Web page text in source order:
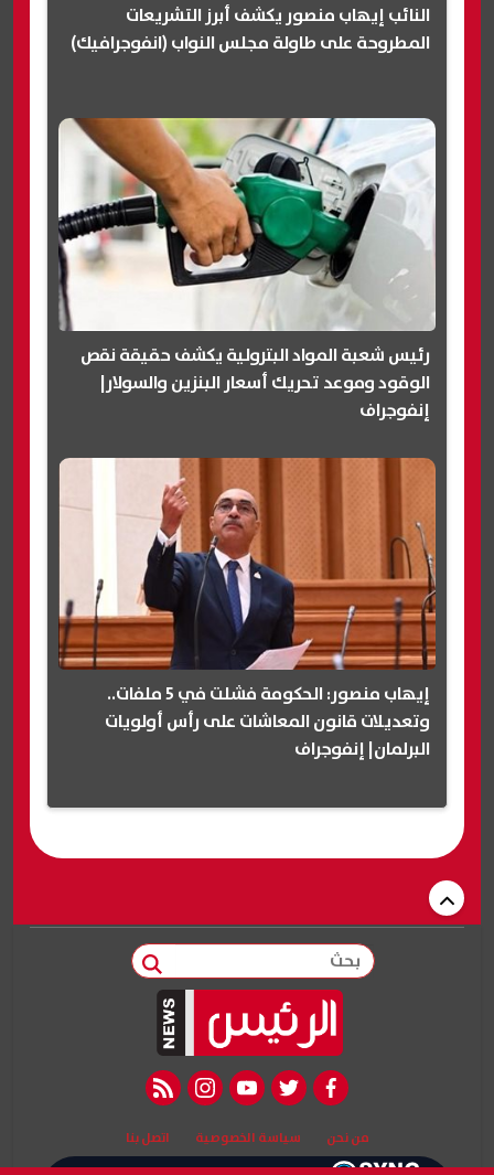
النائب إيهاب منصور يكشف أبرز التشريعات
المطروحة على طاولة مجلس النواب (انفوجرافيك)
رئيس شعبة المواد البترولية يكشف حقيقة نقص
الوقود وموعد تحريك أسعار البنزين والسولار|
إنفوجراف
إيهاب منصور: الحكومة فشلت في 5 ملفات..
وتعديلات قانون المعاشات على رأس أولويات
البرلمان| إنفوجراف
بحث
facebook
twitter
youtube
instagram
rss feed
من نحن سياسة الخصوصية اتصل بنا